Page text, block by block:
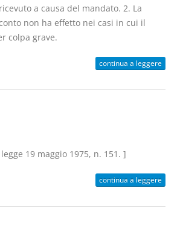
a causa del mandato. 2. La
non ha effetto nei casi in cui il
colpa grave.
continua a leggere
19 maggio 1975, n. 151. ]
continua a leggere
Prescrizione e